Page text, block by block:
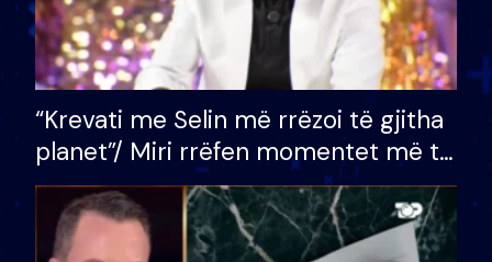
“Krevati me Selin më rrëzoi të gjitha
planet”/ Miri rrëfen momentet më të
bukura në shtëpinë e BB VIP: Do më
mungojë zilja e mëngjesit kur…